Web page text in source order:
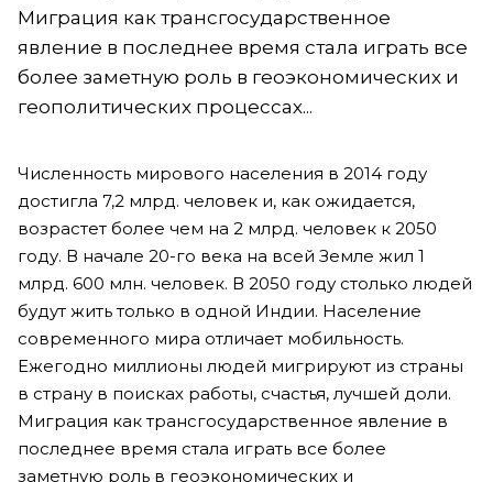
Миграция как трансгосударственное
явление в последнее время стала играть все
более заметную роль в геоэкономических и
геополитических процессах...
Численность мирового населения в 2014 году
достигла 7,2 млрд. человек и, как ожидается,
возрастет более чем на 2 млрд. человек к 2050
году. В начале 20-го века на всей Земле жил 1
млрд. 600 млн. человек. В 2050 году столько людей
будут жить только в одной Индии. Население
современного мира отличает мобильность.
Ежегодно миллионы людей мигрируют из страны
в страну в поисках работы, счастья, лучшей доли.
Миграция как трансгосударственное явление в
последнее время стала играть все более
заметную роль в геоэкономических и